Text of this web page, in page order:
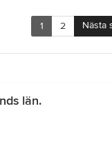
1 2 Nästa
län.